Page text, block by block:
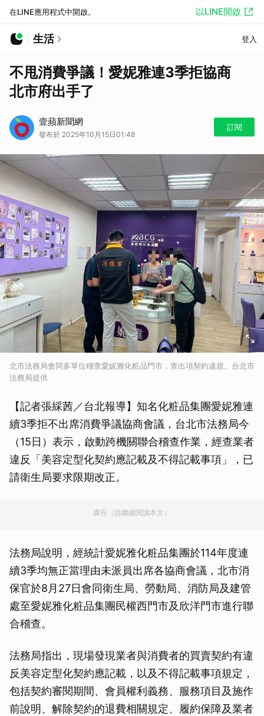
在LINE應用程式中開啟。 以LINE開啟
生活 登入
不甩消費爭議！愛妮雅連3季拒協商
北市府出手了
壹蘋新聞網
發布於 2025年10月15日01:48
訂閱
北市法務局會同多單位稽查愛妮雅化粧品門市，查出項契約違規。台北市
法務局提供
【記者張綵茜／台北報導】知名化粧品集團愛妮雅連
續3季拒不出席消費爭議協商會議，台北市法務局今
（15日）表示，啟動跨機關聯合稽查作業，經查業者
違反「美容定型化契約應記載及不得記載事項」，已
請衛生局要求限期改正。
廣告（請繼續閱讀本文）
法務局說明，經統計愛妮雅化粧品集團於114年度連
續3季均無正當理由未派員出席各協商會議，北市消
保官於8月27日會同衛生局、勞動局、消防局及建管
處至愛妮雅化粧品集團民權西門市及欣洋門市進行聯
合稽查。
法務局指出，現場發現業者與消費者的買賣契約有違
反美容定型化契約應記載，以及不得記載事項規定，
包括契約審閱期間、會員權利義務、服務項目及施作
前說明、解除契約的退費相關規定、履約保障及業者